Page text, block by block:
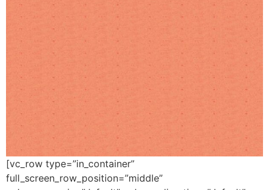
[vc_row type=”in_container”
full_screen_row_position=”middle”